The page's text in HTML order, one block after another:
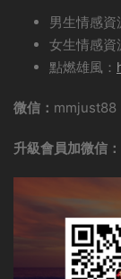
男生情感資
女生情感資
點燃雄風：
微信： mmjust88
升級會員加微信